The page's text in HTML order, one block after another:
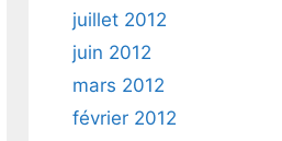
juillet 2012
juin 2012
mars 2012
février 2012